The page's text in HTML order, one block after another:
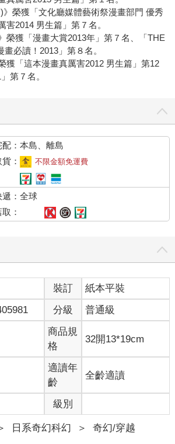
)》榮獲「文化廳媒體藝術祭漫畫部門 優秀
害2014 男生篇」第７名。
榮獲「漫畫大賞2013年」第７名、「THE
必讀！2013」第８名。
獲「這本漫畫真厲害2012 男生篇」第12
第７名。
配：本島、離島
：
不限金額免運費
遞：全球
：
裝訂
紙本平裝
分級 普通級
商品規
格
32開13*19cm
適讀年
齡
全齡適讀
級別
日系奇幻科幻 ＞ 奇幻/穿越